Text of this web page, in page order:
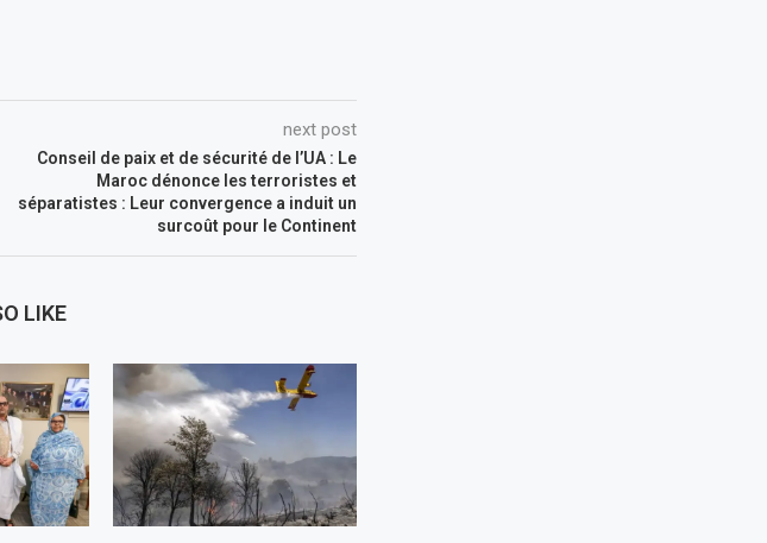
next post
Conseil de paix et de sécurité de l’UA : Le
Maroc dénonce les terroristes et
séparatistes : Leur convergence a induit un
surcoût pour le Continent
LIKE